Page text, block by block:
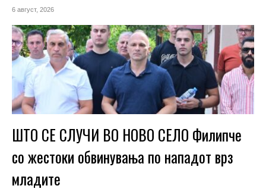
6 август, 2026
ШТО СЕ СЛУЧИ ВО НОВО СЕЛО Филипче
со жестоки обвинувања по нападот врз
младите